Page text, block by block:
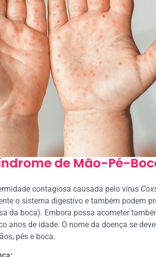
de Mão-Pé-
contagiosa causada pelo vírus
o sistema digestivo e também podem
da boca). Embora possa acometer
anos de idade. O nome da doença se
pés e boca.